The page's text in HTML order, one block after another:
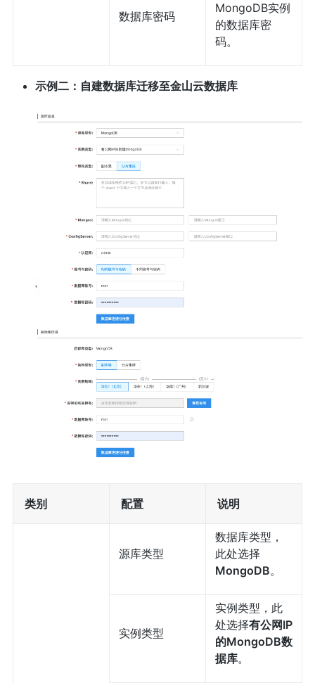
数据库密码
MongoDB实例
的数据库密
码。
示例二：自建数据库迁移至金山云数据库
类别 配置 说明
源库类型
数据库类型，
此处选择
MongoDB。
实例类型
实例类型，此
处选择有公网IP
的MongoDB数
据库。